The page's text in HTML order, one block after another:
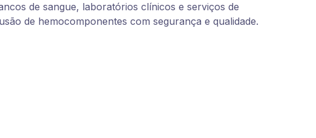
de sangue, laboratórios clínicos e serviços de
de hemocomponentes com segurança e qualidade.